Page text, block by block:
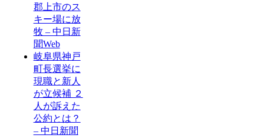
郡上市のス
キー場に放
牧 – 中日新
聞Web
岐阜県神戸
町長選挙に
現職と新人
が立候補 ２
人が訴えた
公約とは？
– 中日新聞